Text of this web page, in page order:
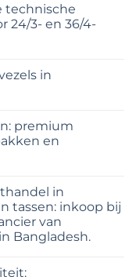
technische
24/3- en 36/4-
in
premium
en
in
tassen: inkoop bij
van
Bangladesh.